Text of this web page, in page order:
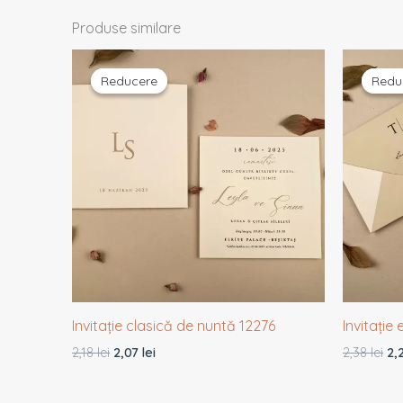
Produse similare
Reducere
Reducere
Invitație clasică de nuntă 12276
2,18lei
Prețul
inițial
a
2,07 lei
curent
este:
Invitație
2,38lei
a